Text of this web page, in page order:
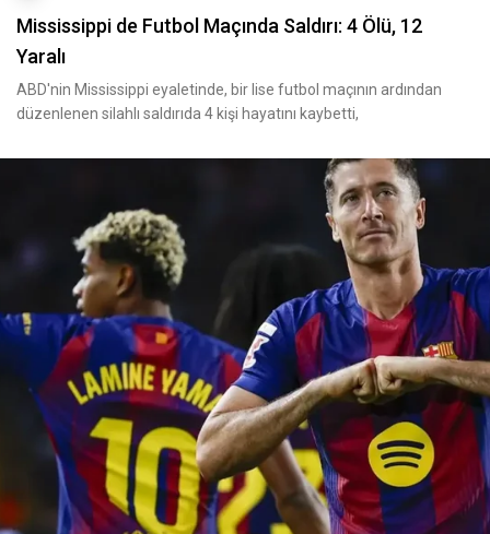
Mississippi de Futbol Maçında Saldırı: 4 Ölü, 12
Yaralı
ABD'nin Mississippi eyaletinde, bir lise futbol maçının ardından
düzenlenen silahlı saldırıda 4 kişi hayatını kaybetti,